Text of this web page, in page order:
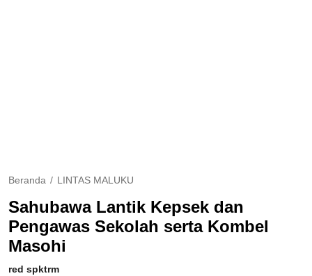
Beranda LINTAS MALUKU
Sahubawa Lantik Kepsek dan
Pengawas Sekolah serta Kombel
Masohi
red spktrm